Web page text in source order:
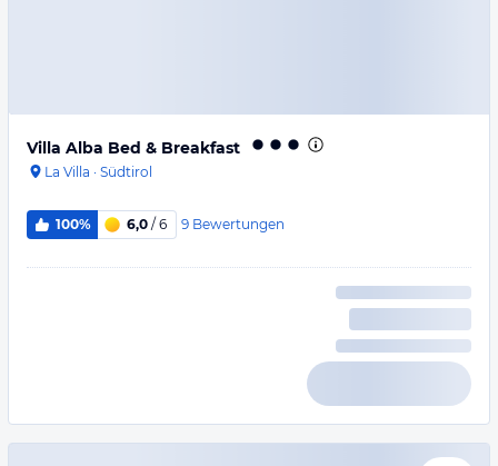
Villa Alba Bed & Breakfast
La Villa · Südtirol
100% 6,0 / 6 9 Bewertungen